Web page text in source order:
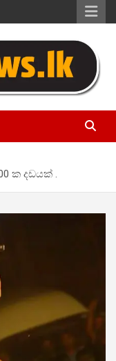
ක දඩයක් .